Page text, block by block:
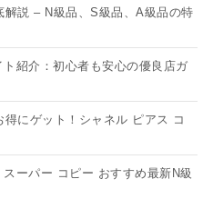
説 – N級品、S級品、A級品の特
紹介：初心者も安心の優良店ガ
にゲット！シャネル ピアス コ
ーパー コピー おすすめ最新N級